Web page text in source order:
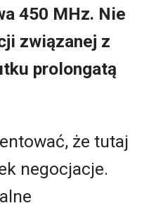
450 MHz. Nie
związanej z
prolongatą
że tutaj
negocjacje.